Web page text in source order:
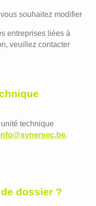
souhaitez modifier
entreprises liées à
veuillez contacter
technique
.
dossier ?